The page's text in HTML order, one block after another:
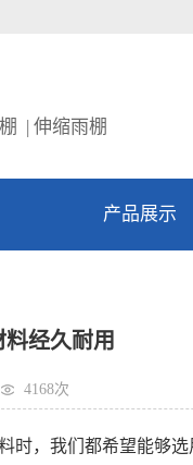
| 伸缩雨棚
产品展示
经久耐用
4168次
时，我们都希望能够选